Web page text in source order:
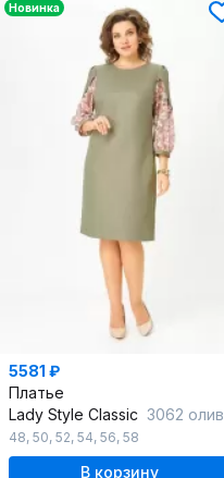
Новинка
5581 ₽
Платье
Lady Style Classic 3062 оливковый
48, 50, 52, 54, 56, 58
В корзину